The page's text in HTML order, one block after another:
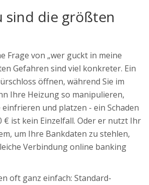
sind die größten
Frage von „wer guckt in meine
Gefahren sind viel konkreter. Ein
öffnen, während Sie im
Ihre Heizung so manipulieren,
und platzen - ein Schaden
€ ist kein Einzelfall. Oder er nutzt Ihr
um Ihre Bankdaten zu stehlen,
Verbindung online banking
oft ganz einfach: Standard-